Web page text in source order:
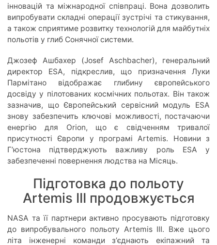
інновацій та міжнародної співпраці. Вона дозволить
випробувати складні операції зустрічі та стикування,
а також сприятиме розвитку технологій для майбутніх
польотів у глиб Сонячної системи.
Джозеф Ашбахер (Josef Aschbacher), генеральний
директор ESA, підкреслив, що призначення Луки
Пармітано відображає глибину європейського
досвіду у пілотованих космічних польотах. Він також
зазначив, що Європейський сервісний модуль ESA
знову забезпечить ключові можливості, постачаючи
енергію для Orion, що є свідченням тривалої
присутності Європи у програмі Artemis. Новини з
Гʼюстона підтверджують важливу роль ESA у
забезпеченні повернення людства на Місяць.
Підготовка до польоту
Artemis III продовжується
NASA та її партнери активно просувають підготовку
до випробувального польоту Artemis III. Вже цього
літа інженерні команди зʼєднають екіпажний та